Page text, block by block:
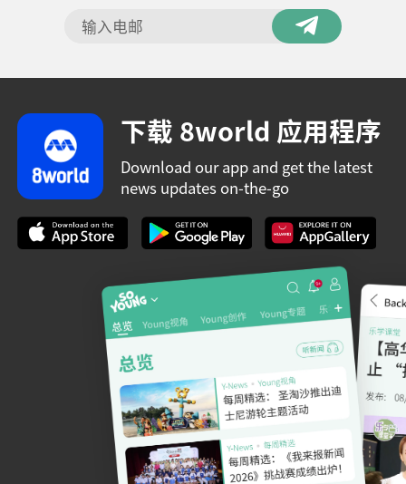
下载 8world 应用程序
Download our app and get the latest
news updates on-the-go